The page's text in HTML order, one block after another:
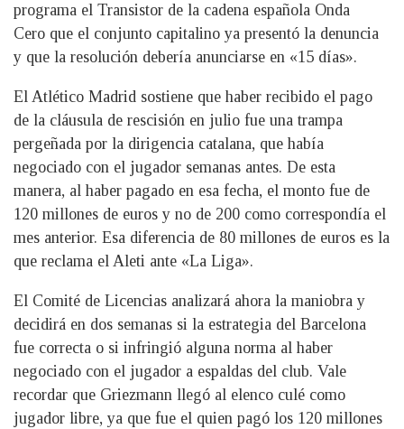
programa el Transistor de la cadena española Onda
Cero que el conjunto capitalino ya presentó la denuncia
y que la resolución debería anunciarse en «15 días».
El Atlético Madrid sostiene que haber recibido el pago
de la cláusula de rescisión en julio fue una trampa
pergeñada por la dirigencia catalana, que había
negociado con el jugador semanas antes. De esta
manera, al haber pagado en esa fecha, el monto fue de
120 millones de euros y no de 200 como correspondía el
mes anterior. Esa diferencia de 80 millones de euros es la
que reclama el Aleti ante «La Liga».
El Comité de Licencias analizará ahora la maniobra y
decidirá en dos semanas si la estrategia del Barcelona
fue correcta o si infringió alguna norma al haber
negociado con el jugador a espaldas del club. Vale
recordar que Griezmann llegó al elenco culé como
jugador libre, ya que fue el quien pagó los 120 millones